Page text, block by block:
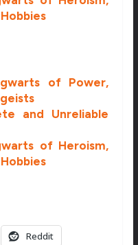
of Power,
and Unreliable
of Heroism,
Reddit